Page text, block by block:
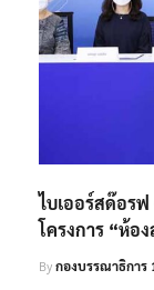
ไบเออร์สด๊อร
โครงการ “ห้อ
Byกองบรรณาธิการ